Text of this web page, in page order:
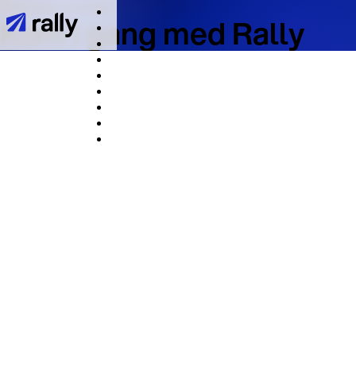
Det tager 2 minutter
Kom i gang med Rally